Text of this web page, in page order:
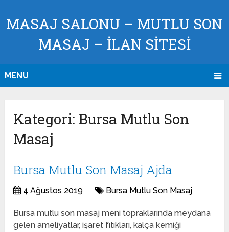
MASAJ SALONU – MUTLU SON
MASAJ – İLAN SİTESİ
MENU
Kategori: Bursa Mutlu Son
Masaj
Bursa Mutlu Son Masaj Ajda
4 Ağustos 2019 Bursa Mutlu Son Masaj
Bursa mutlu son masaj meni topraklarında meydana
gelen ameliyatlar, işaret fıtıkları, kalça kemiği